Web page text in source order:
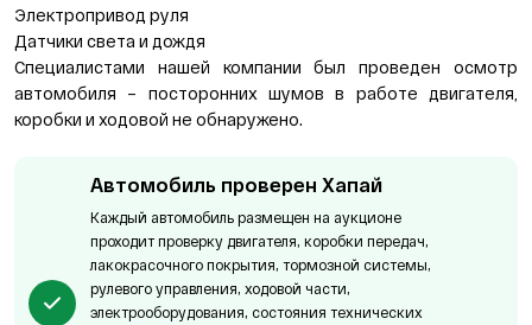
Электропривод руля
Датчики света и дождя
Специалистами нашей компании был проведен осмотр
автомобиля – посторонних шумов в работе двигателя,
коробки и ходовой не обнаружено.
Автомобиль проверен Хапай
Каждый автомобиль размещен на аукционе
проходит проверку двигателя, коробки передач,
лакокрасочного покрытия, тормозной системы,
рулевого управления, ходовой части,
электрооборудования, состояния технических